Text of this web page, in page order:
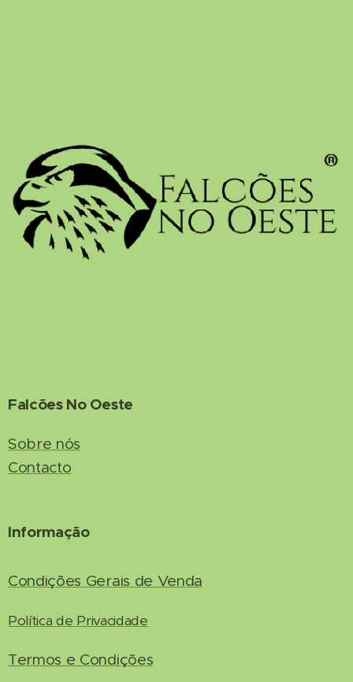
Falcões No Oeste
Sobre nós
Contacto
Informação
Condições Gerais de Venda
Política de Privacidade
Termos e Condições